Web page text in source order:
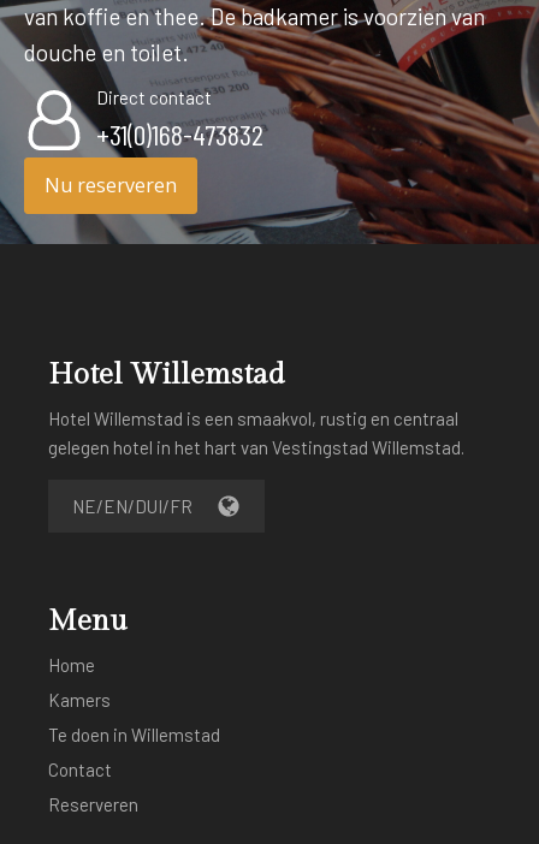
van koffie en thee. De badkamer is voorzien van
douche en toilet.
Direct contact
+31(0)168-473832
Nu reserveren
Hotel Willemstad
Hotel Willemstad is een smaakvol, rustig en centraal
gelegen hotel in het hart van Vestingstad Willemstad.
NE/EN/DUI/FR
Menu
Home
Kamers
Te doen in Willemstad
Contact
Reserveren